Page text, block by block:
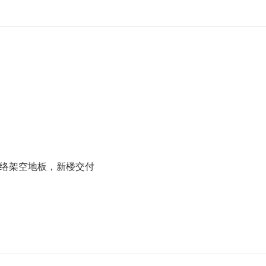
架空地板，新楼交付